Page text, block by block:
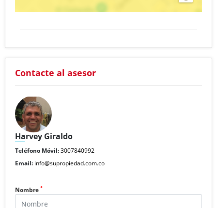
Contacte al asesor
Harvey Giraldo
Teléfono Móvil:3007840992
Email: info@supropiedad.com.co
Nombre *